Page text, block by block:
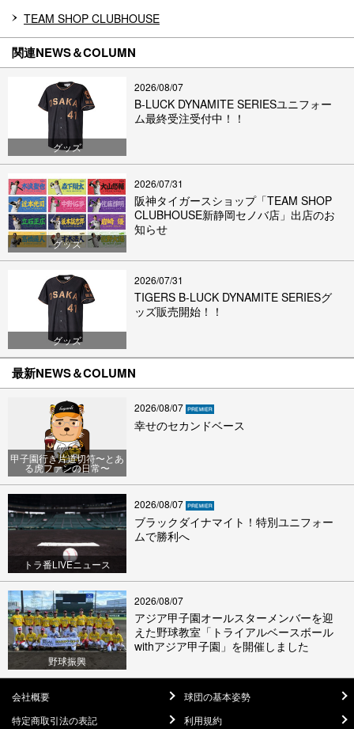
TEAM SHOP CLUBHOUSE
関連NEWS＆COLUMN
グッズ
2026/08/07
B-LUCK DYNAMITE SERIESユニフォー
ム最終受注受付中！！
グッズ
2026/07/31
阪神タイガースショップ「TEAM SHOP
CLUBHOUSE新静岡セノバ店」出店のお
知らせ
グッズ
2026/07/31
TIGERS B-LUCK DYNAMITE SERIESグ
ッズ販売開始！！
最新NEWS＆COLUMN
甲子園行き片道切符〜とあ
る虎ファンの日常〜
2026/08/07
幸せのセカンドベース
トラ番LIVEニュース
2026/08/07
ブラックダイナマイト！特別ユニフォー
ムで勝利へ
野球振興
2026/08/07
アジア甲子園オールスターメンバーを迎
えた野球教室「トライアルベースボール
withアジア甲子園」を開催しました
会社概要
球団の基本姿勢
特定商取引法の表記
利用規約